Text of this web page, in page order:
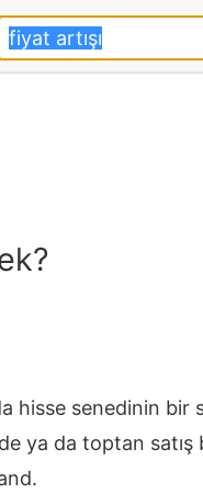
hisse senedinin
ya da toptan